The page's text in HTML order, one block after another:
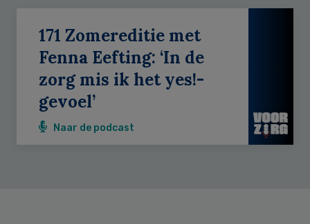
171 Zomereditie met
Fenna Eefting: ‘In de
zorg mis ik het yes!-
gevoel’
Naar de podcast